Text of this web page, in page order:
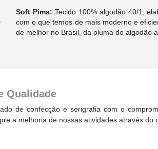
Soft Pima: Tecido 100% algodão 40/1,
com o que temos de mais moderno e
de melhor no Brasil, da pluma do algodão
Qualidade
de confecção e serigrafia com o
a melhoria de nossas atividades através